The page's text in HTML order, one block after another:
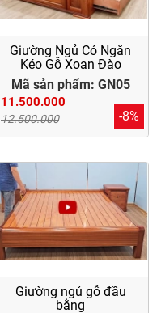
Giường Ngủ Có Ngăn
Kéo Gỗ Xoan Đào
Mã sản phẩm: GN05
11.500.000
12.500.000 -8%
Giường ngủ gỗ đầu
bằng